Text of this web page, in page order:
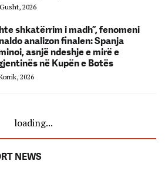
2026
shkatërrim i madh”, fenomeni
analizon finalen: Spanja
asnjë ndeshje e mirë e
në Kupën e Botës
2026
loading...
NEWS